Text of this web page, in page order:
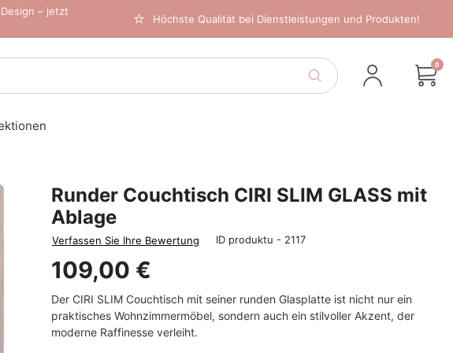
– jetzt
Höchste Qualität bei Dienstleistungen und Produkten!
0
Runder Couchtisch CIRI SLIM GLASS mit
Ablage
Verfassen Sie Ihre Bewertung ID produktu - 2117
109,00 €
Der CIRI SLIM Couchtisch mit seiner runden Glasplatte ist nicht nur ein
praktisches Wohnzimmermöbel, sondern auch ein stilvoller Akzent, der
moderne Raffinesse verleiht.